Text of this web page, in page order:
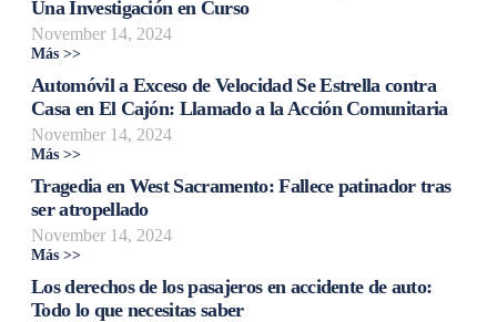
Una Investigación en Curso
November 14, 2024
Más >>
Automóvil a Exceso de Velocidad Se Estrella contra
Casa en El Cajón: Llamado a la Acción Comunitaria
November 14, 2024
Más >>
Tragedia en West Sacramento: Fallece patinador tras
ser atropellado
November 14, 2024
Más >>
Los derechos de los pasajeros en accidente de auto:
Todo lo que necesitas saber